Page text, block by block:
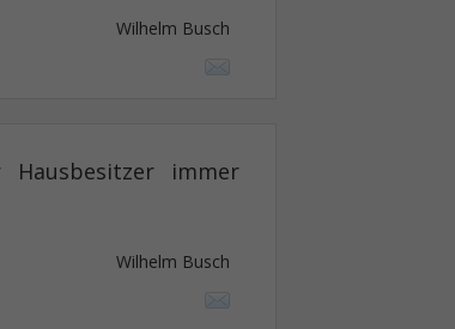
Wilhelm Busch
immer
Wilhelm Busch